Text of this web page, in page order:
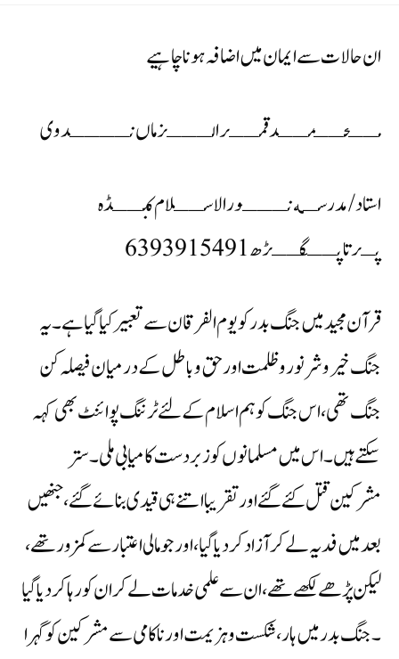
ان حالات سے ایمان میں اضافہ ہونا چاہیے
مــحــمــد قمــرالـــزماں نــــدوی
استاد/ مدرسـه نـــور الاســلام کنــڈہ
پـرتاپــگــڑھ 6393915491
قرآن مجید میں جنگ بدر کو یوم الفرقان سے تعبیر کیا گیا ہے ۔ یہ
جنگ خیر و شر نور و ظلمت اور حق و باطل کے درمیان فیصلہ کن
جنگ تھی ،اس جنگ کو ہم اسلام کے لئے ٹرننگ پوائنٹ بھی کہہ
سکتے ہیں ۔ اس میں مسلمانوں کو زبردست کامیابی ملی۔ ستر
مشرکین قتل کئے گئے اور تقریبا اتنے ہی قیدی بنائے گئے، جنھیں
بعد میں فدیہ لے کر آزاد کر دیا گیا،اور جو مالی اعتبار سے کمزور تھے،
لیکن پڑھے لکھے تھے ،ان سے علمی خدمات لے کر ان کو رہا کر دیا گیا
۔ جنگ بدر میں ہار ، شکست و ہزیمت اور ناکامی سے مشرکین کو گہرا